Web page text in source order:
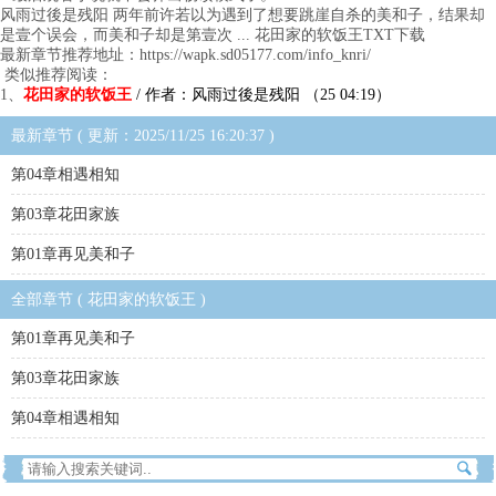
风雨过後是残阳 两年前许若以为遇到了想要跳崖自杀的美和子，结果却
是壹个误会，而美和子却是第壹次 ... 花田家的软饭王TXT下载
最新章节推荐地址：https://wapk.sd05177.com/info_knri/
类似推荐阅读：
1、 花田家的软饭王 / 作者：风雨过後是残阳 （25 04:19）
最新章节 ( 更新：2025/11/25 16:20:37 )
第04章相遇相知
第03章花田家族
第01章再见美和子
全部章节 ( 花田家的软饭王 )
第01章再见美和子
第03章花田家族
第04章相遇相知